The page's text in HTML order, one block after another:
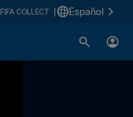
FIFA COLLECT Español